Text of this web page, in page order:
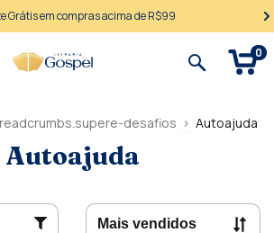
Grátis em compras acima de R$99
0
desafios > Autoajuda
Autoajuda